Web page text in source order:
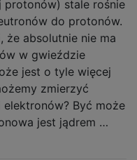
protonów) stale rośnie
do protonów.
że absolutnie nie ma
w gwieździe
jest o tyle więcej
zmierzyć
Być może
jest jądrem …